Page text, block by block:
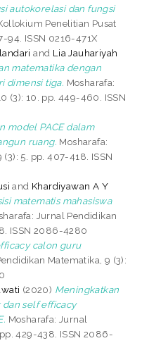
autokorelasi dan fungsi
Penelitian Pusat
94. ISSN 0216-471X
and Lia Jauhariyah
matematika dengan
dimensi tiga. Mosharafa:
(3): 10. pp. 449-460. ISSN
model PACE dalam
ruang. Mosharafa:
5. pp. 407-418. ISSN
and Khardiyawan A Y
matematis mahasiswa
Jurnal Pendidikan
ISSN 2086-4280
calon guru
Matematika, 9 (3):
(2020) Meningkatkan
self efficacy
Mosharafa: Jurnal
429-438. ISSN 2086-